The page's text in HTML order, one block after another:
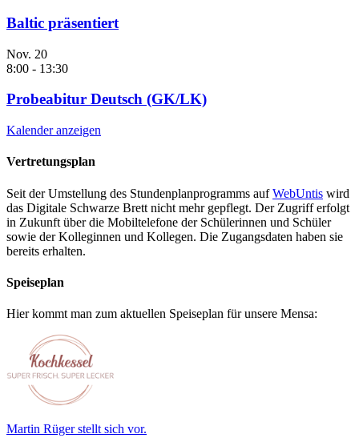
Baltic präsentiert
Nov. 20
8:00 - 13:30
Probeabitur Deutsch (GK/LK)
Kalender anzeigen
Vertretungsplan
Seit der Umstellung des Stundenplanprogramms aufWebUntis wird
das Digitale Schwarze Brett nicht mehr gepflegt. Der Zugriff erfolgt
in Zukunft über die Mobiltelefone der Schülerinnen und Schüler
sowie der Kolleginnen und Kollegen. Die Zugangsdaten haben sie
bereits erhalten.
Speiseplan
Hier kommt man zum aktuellen Speiseplan für unsere Mensa:
Martin Rüger stellt sich vor.